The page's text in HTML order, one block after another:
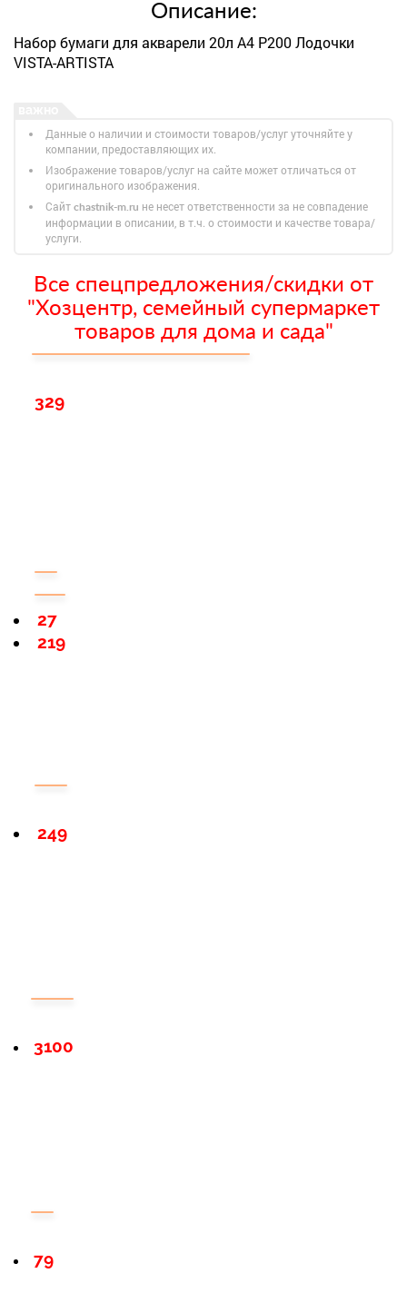
Описание:
Набор бумаги для акварели 20л А4 P200 Лодочки
VISTA-ARTISTA
Данные о наличии и стоимости товаров/услуг уточняйте у
компании, предоставляющих их.
Изображение товаров/услуг на сайте может отличаться от
оригинального изображения.
Сайт chastnik-m.ru не несет ответственности за не совпадение
информации в описании, в т.ч. о стоимости и качестве товара/
услуги.
Все спецпредложения/скидки от
"Хозцентр, семейный супермаркет
товаров для дома и сада"
329
219
27
249
3100
79